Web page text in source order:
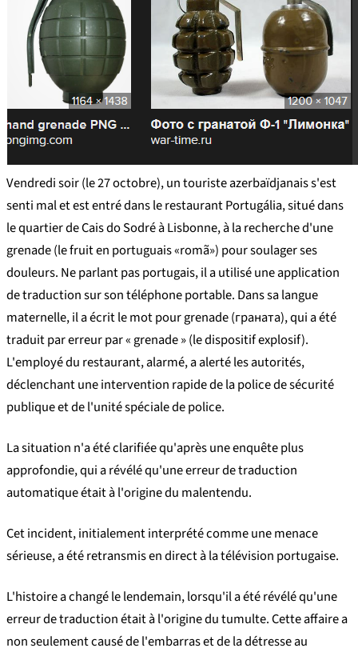
Vendredi soir (le 27 octobre), un touriste azerbaïdjanais s'est
senti mal et est entré dans le restaurant Portugália, situé dans
le quartier de Cais do Sodré à Lisbonne, à la recherche d'une
grenade (le fruit en portuguais «romã») pour soulager ses
douleurs. Ne parlant pas portugais, il a utilisé une application
de traduction sur son téléphone portable. Dans sa langue
maternelle, il a écrit le mot pour grenade (граната), qui a été
traduit par erreur par « grenade » (le dispositif explosif).
L'employé du restaurant, alarmé, a alerté les autorités,
déclenchant une intervention rapide de la police de sécurité
publique et de l'unité spéciale de police.
La situation n'a été clarifiée qu'après une enquête plus
approfondie, qui a révélé qu'une erreur de traduction
automatique était à l'origine du malentendu.
Cet incident, initialement interprété comme une menace
sérieuse, a été retransmis en direct à la télévision portugaise.
L'histoire a changé le lendemain, lorsqu'il a été révélé qu'une
erreur de traduction était à l'origine du tumulte. Cette affaire a
non seulement causé de l'embarras et de la détresse au